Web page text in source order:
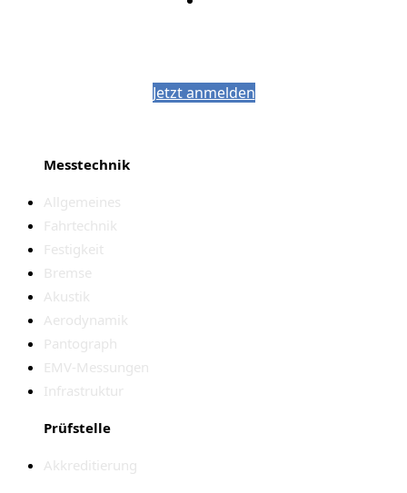
Jetzt anmelden
Messtechnik
Allgemeines
Fahrtechnik
Festigkeit
Bremse
Akustik
Aerodynamik
Pantograph
EMV-Messungen
Infrastruktur
Prüfstelle
Akkreditierung